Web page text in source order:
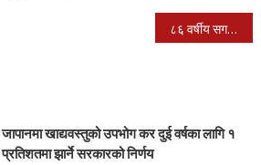
८६ वर्षीय सगरमाथा आरोही शेरचनको निधन
जापानमा खाद्यवस्तुको उपभोग कर दुई वर्षका लागि १
प्रतिशतमा झार्ने सरकारको निर्णय